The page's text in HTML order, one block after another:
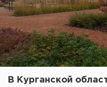
В Курганской